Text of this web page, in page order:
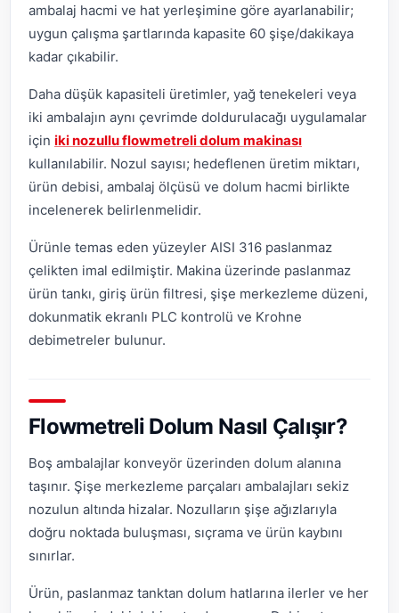
ambalaj hacmi ve hat yerleşimine göre ayarlanabilir;
uygun çalışma şartlarında kapasite 60 şişe/dakikaya
kadar çıkabilir.
Daha düşük kapasiteli üretimler, yağ tenekeleri veya
iki ambalajın aynı çevrimde doldurulacağı uygulamalar
için iki nozullu flowmetreli dolum makinası
kullanılabilir. Nozul sayısı; hedeflenen üretim miktarı,
ürün debisi, ambalaj ölçüsü ve dolum hacmi birlikte
incelenerek belirlenmelidir.
Ürünle temas eden yüzeyler AISI 316 paslanmaz
çelikten imal edilmiştir. Makina üzerinde paslanmaz
ürün tankı, giriş ürün filtresi, şişe merkezleme düzeni,
dokunmatik ekranlı PLC kontrolü ve Krohne
debimetreler bulunur.
Flowmetreli Dolum Nasıl Çalışır?
Boş ambalajlar konveyör üzerinden dolum alanına
taşınır. Şişe merkezleme parçaları ambalajları sekiz
nozulun altında hizalar. Nozulların şişe ağızlarıyla
doğru noktada buluşması, sıçrama ve ürün kaybını
sınırlar.
Ürün, paslanmaz tanktan dolum hatlarına ilerler ve her